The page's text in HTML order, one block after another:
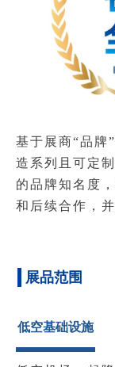
基于展商“品牌
造系列且可定
的品牌知名度
和后续合作，
展品范围
低空基础设施